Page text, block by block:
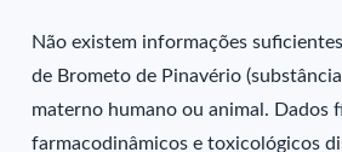
Não existem informações
de Brometo de Pinavério
materno humano ou animal. Dados
farmacodinâmicos e toxicológicos